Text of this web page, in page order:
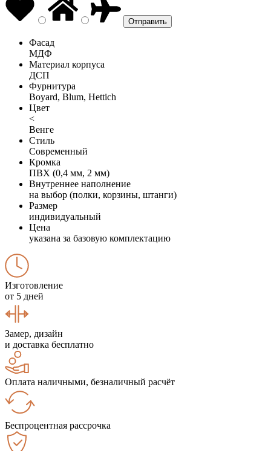
Фасад
МДФ
Материал корпуса
ДСП
Фурнитура
Boyard, Blum, Hettich
Цвет
<
Венге
Стиль
Современный
Кромка
ПВХ (0,4 мм, 2 мм)
Внутреннее наполнение
на выбор (полки, корзины, штанги)
Размер
индивидуальный
Цена
указана за базовую комплектацию
Изготовление
от 5 дней
Замер, дизайн
и доставка бесплатно
Оплата наличными, безналичный расчёт
Беспроцентная рассрочка